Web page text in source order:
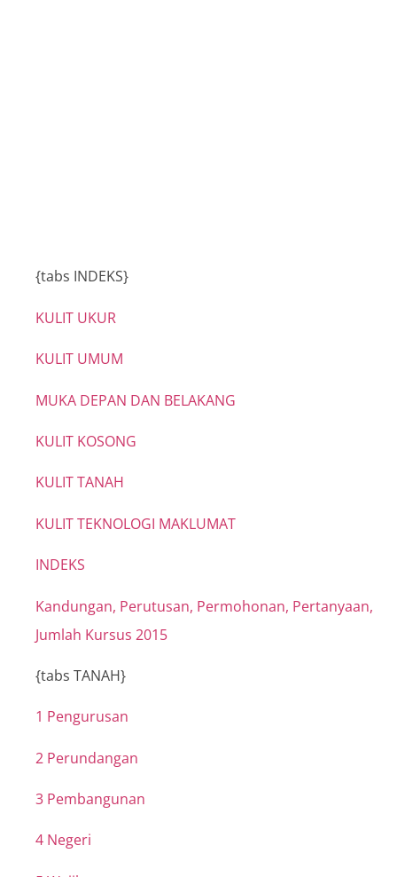
{tabs INDEKS}
KULIT UKUR
KULIT UMUM
MUKA DEPAN DAN BELAKANG
KULIT KOSONG
KULIT TANAH
KULIT TEKNOLOGI MAKLUMAT
INDEKS
Kandungan, Perutusan, Permohonan, Pertanyaan,
Jumlah Kursus 2015
{tabs TANAH}
1 Pengurusan
2 Perundangan
3 Pembangunan
4 Negeri